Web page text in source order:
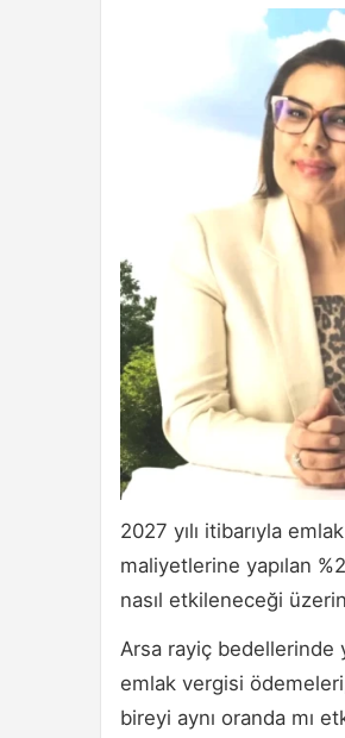
2027 yılı itibarıyla
maliyetlerine yapılan
nasıl etkileneceği
Arsa rayiç bedellerinde
emlak vergisi
bireyi aynı oranda mı